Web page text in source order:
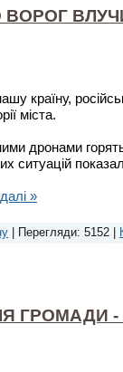
країну,
міста.
дронами
ситуацій
»
| Перегляди: 5152 |
ГРОМАДИ